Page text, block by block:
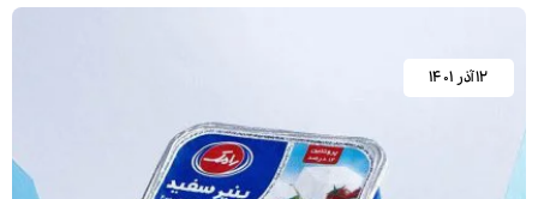
۱۲ آذر ۱۴۰۱